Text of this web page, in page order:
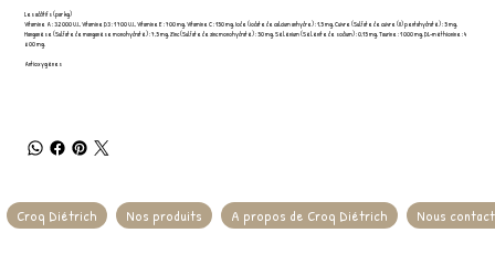
Les additifs (par kg)
Vitamine A : 32 000 U.I., Vitamine D3 : 1 700 U.I., Vitamine E : 700 mg, Vitamine C : 150 mg, Iode (iodate de calcium anhydre) : 1,5 mg, Cuivre (Sulfate de cuivre (II) pentahydraté) : 5 mg,
Manganèse (Sulfate de manganèse monohydraté) : 7,5 mg, Zinc (Sulfate de zinc monohydraté) : 50 mg, Sélénium (Sélénite de sodium) : 0,15 mg, Taurine : 1 000 mg, DL-méthionine : 4
600 mg.
Antioxygènes
Croq Diétrich Nos produits A propos de Croq Diétrich Nous